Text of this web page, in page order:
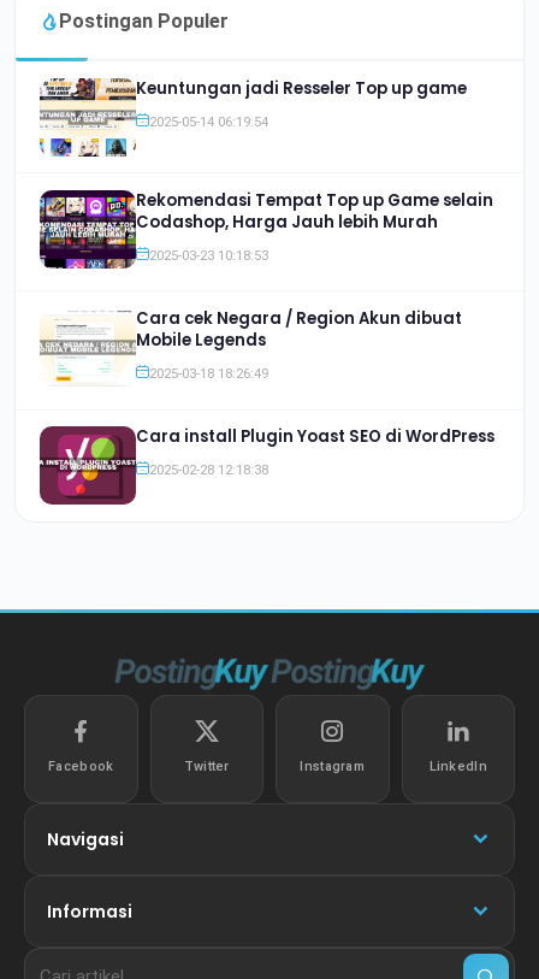
Postingan Populer
Keuntungan jadi Resseler Top up game
2025-05-14 06:19:54
Rekomendasi Tempat Top up Game selain
Codashop, Harga Jauh lebih Murah
2025-03-23 10:18:53
Cara cek Negara / Region Akun dibuat
Mobile Legends
2025-03-18 18:26:49
Cara install Plugin Yoast SEO di WordPress
2025-02-28 12:18:38
Facebook Twitter Instagram LinkedIn
Navigasi
Informasi